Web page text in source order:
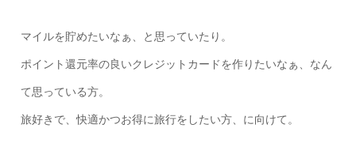
マイルを貯めたいなぁ、と思っていたり。
ポイント還元率の良いクレジットカードを作りたいなぁ、なん
て思っている方。
旅好きで、快適かつお得に旅行をしたい方、に向けて。